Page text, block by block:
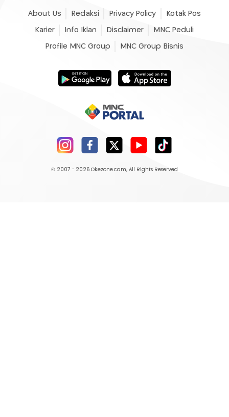
About Us Redaksi Privacy Policy Kotak Pos
Karier Info Iklan Disclaimer MNC Peduli
Profile MNC Group MNC Group Bisnis
© 2007 - 2026 Okezone.com, All Rights Reserved